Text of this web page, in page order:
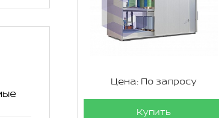
Цена: По запросу
Купить